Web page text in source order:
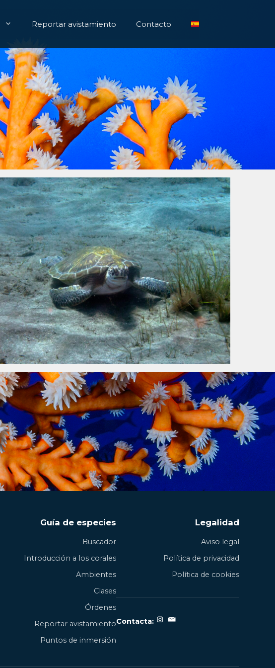
Reportar avistamiento Contacto
Guía de especies
Buscador
Introducción a los corales
Ambientes
Clases
Órdenes
Reportar avistamiento
Puntos de inmersión
Legalidad
Aviso legal
Política de privacidad
Política de cookies
Contacta: